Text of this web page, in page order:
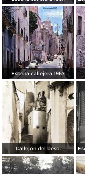
Escena callejera 1967.
Callejon del beso.